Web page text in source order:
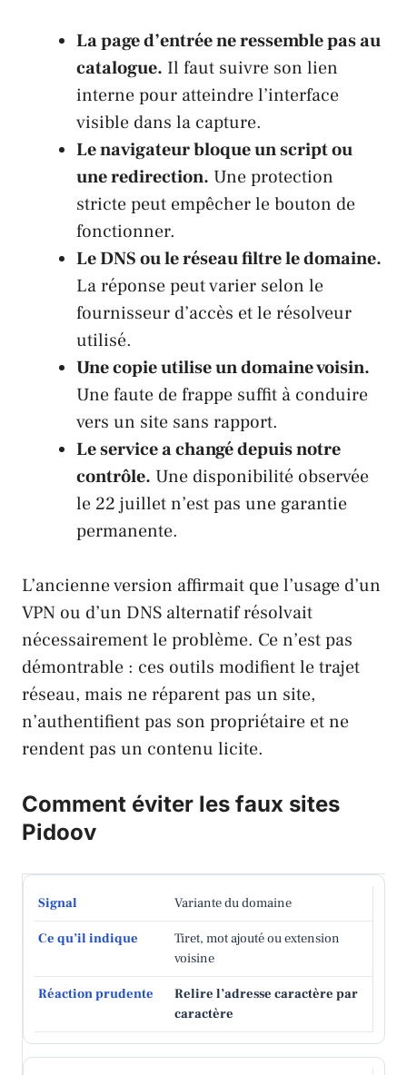
La page d’entrée ne ressemble pas au
catalogue. Il faut suivre son lien
interne pour atteindre l’interface
visible dans la capture.
Le navigateur bloque un script ou
une redirection. Une protection
stricte peut empêcher le bouton de
fonctionner.
Le DNS ou le réseau filtre le domaine.
La réponse peut varier selon le
fournisseur d’accès et le résolveur
utilisé.
Une copie utilise un domaine voisin.
Une faute de frappe suffit à conduire
vers un site sans rapport.
Le service a changé depuis notre
contrôle. Une disponibilité observée
le 22 juillet n’est pas une garantie
permanente.
L’ancienne version affirmait que l’usage d’un
VPN ou d’un DNS alternatif résolvait
nécessairement le problème. Ce n’est pas
démontrable : ces outils modifient le trajet
réseau, mais ne réparent pas un site,
n’authentifient pas son propriétaire et ne
rendent pas un contenu licite.
Comment éviter les faux sites
Pidoov
Variante du domaine
Tiret, mot ajouté ou extension
voisine
Relire l’adresse caractère par
caractère